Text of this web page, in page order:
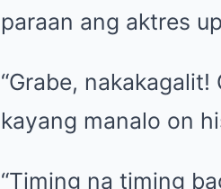
paraan ang aktres
“Grabe,
kayang manalo on
“Timing na timing